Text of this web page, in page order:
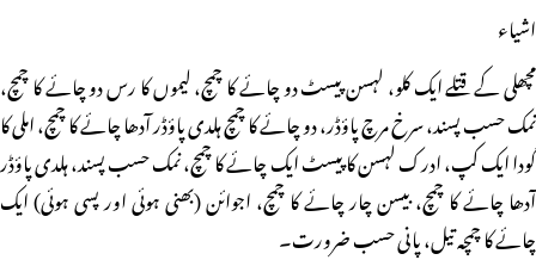
اشیاء
مچھلی کے قتلے ایک کلو، لہسن پیسٹ دو چائے کا چمچ، لیموں کا رس دو چائے کا چمچ،
نمک حسب پسند، سرخ مرچ پاؤڈر، دو چائے کا چمچ ہلدی پاؤڈر آدھا چائے کا چمچ، املی کا
گودا ایک کپ، ادرک لہسن کا پیسٹ ایک چائے کا چمچ، نمک حسب پسند، ہلدی پاؤڈر
آدھا چائے کا چمچ، بیسن چار چائے کا چمچ، اجوائن (بھنی ہوئی اور پسی ہوئی) ایک
چائے کا چمچہ تیل، پانی حسب ضرورت۔